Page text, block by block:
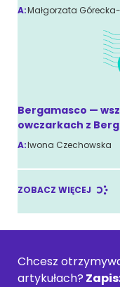
A:Małgorzata
Bergamasco —
owczarkach z
A:Iwona Czechowska
ZOBACZ WIĘCEJ
Chcesz
artykułach?